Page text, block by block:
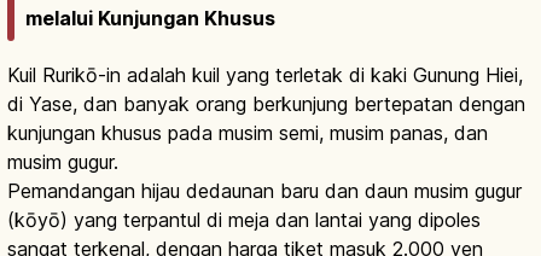
melalui Kunjungan Khusus
Kuil Rurikō-in adalah kuil yang terletak di kaki Gunung Hiei,
di Yase, dan banyak orang berkunjung bertepatan dengan
kunjungan khusus pada musim semi, musim panas, dan
musim gugur.
Pemandangan hijau dedaunan baru dan daun musim gugur
(kōyō) yang terpantul di meja dan lantai yang dipoles
sangat terkenal, dengan harga tiket masuk 2.000 yen